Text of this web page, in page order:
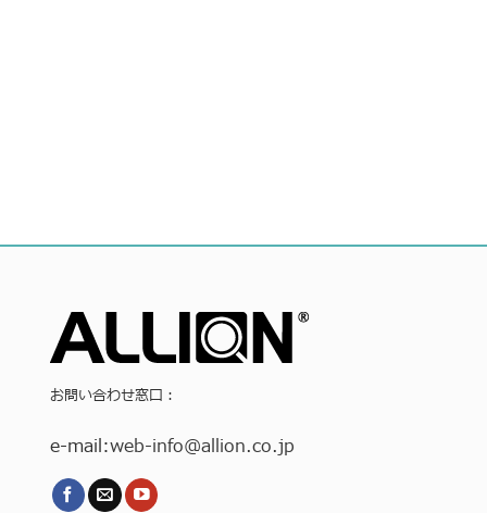
お問い合わせ窓口：
e-mail:web-info@allion.co.jp